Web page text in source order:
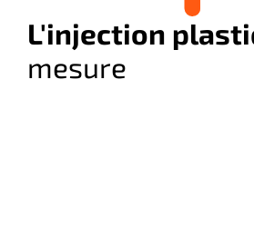
L'injection
mesure